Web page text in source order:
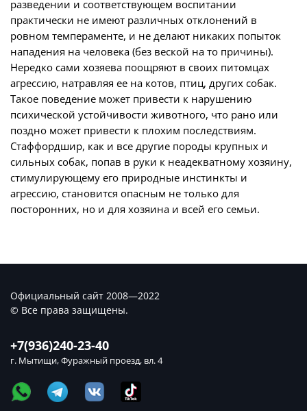
разведении и соответствующем воспитании
практически не имеют различных отклонений в
ровном темпераменте, и не делают никаких попыток
нападения на человека (без веской на то причины).
Нередко сами хозяева поощряют в своих питомцах
агрессию, натравляя ее на котов, птиц, других собак.
Такое поведение может привести к нарушению
психической устойчивости животного, что рано или
поздно может привести к плохим последствиям.
Стаффордшир, как и все другие породы крупных и
сильных собак, попав в руки к неадекватному хозяину,
стимулирующему его природные инстинкты и
агрессию, становится опасным не только для
посторонних, но и для хозяина и всей его семьи.
+7(936)240-23-40
г. Мытищи, Фуражный проезд, вл. 4
Официальный сайт 2008—2022
© Все права защищены.